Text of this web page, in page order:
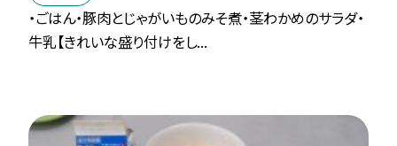
・ごはん・豚肉とじゃがいものみそ煮・茎わかめのサラダ・
牛乳【きれいな盛り付けをし...